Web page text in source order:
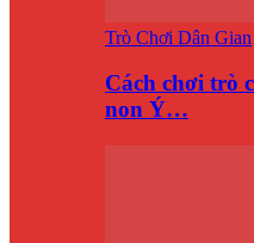
Trò Chơi Dân Gian
Cách chơi trò
non Ý…